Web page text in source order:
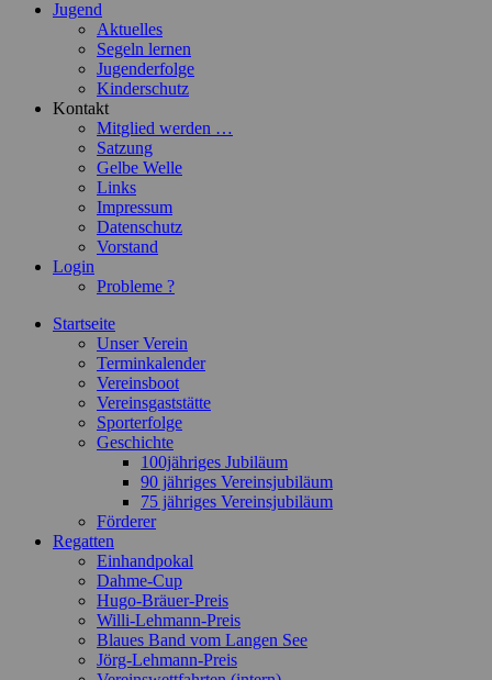
Jugend
Aktuelles
Segeln lernen
Jugenderfolge
Kinderschutz
Kontakt
Mitglied werden …
Satzung
Gelbe Welle
Links
Impressum
Datenschutz
Vorstand
Login
Probleme ?
Startseite
Unser Verein
Terminkalender
Vereinsboot
Vereinsgaststätte
Sporterfolge
Geschichte
100jähriges Jubiläum
90 jähriges Vereinsjubiläum
75 jähriges Vereinsjubiläum
Förderer
Regatten
Einhandpokal
Dahme-Cup
Hugo-Bräuer-Preis
Willi-Lehmann-Preis
Blaues Band vom Langen See
Jörg-Lehmann-Preis